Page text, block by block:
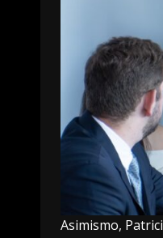
Asimismo,